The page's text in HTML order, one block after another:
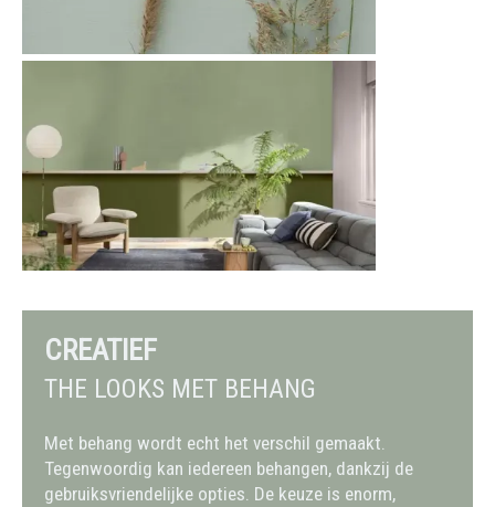
CREATIEF
THE LOOKS MET BEHANG
Met behang wordt echt het verschil gemaakt.
Tegenwoordig kan iedereen behangen, dankzij de
gebruiksvriendelijke opties. De keuze is enorm,